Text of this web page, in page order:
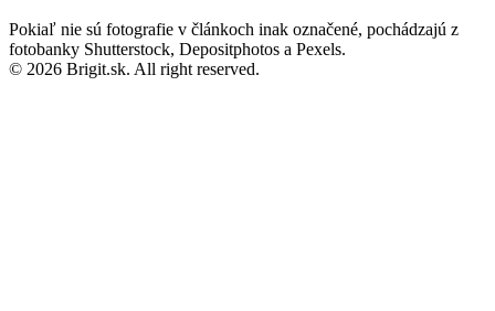
Pokiaľ nie sú fotografie v článkoch inak označené, pochádzajú z
fotobanky Shutterstock, Depositphotos a Pexels.
© 2026 Brigit.sk. All right reserved.